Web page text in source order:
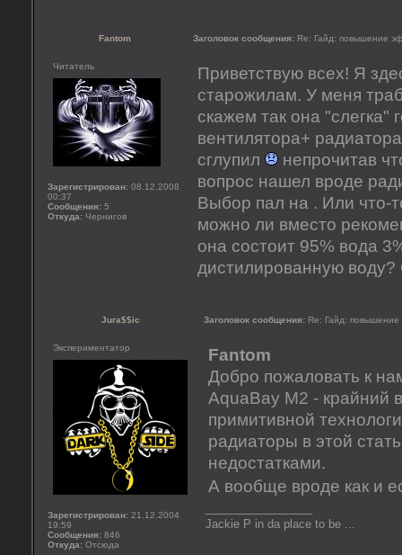
Fantom Заголовок сообщения: Re: Гайд: повышение
Читатель
Зарегистрирован: 08.12.2008
00:37
Сообщения: 5
Откуда: Чернигов
Приветствую всех! Я
старожилам. У меня
скажем так она "слегка"
вентилятора+
сглупил
непрочитав
вопрос нашел вроде
Выбор пал на . Или что-
можно ли вместо
она состоит 95% вода
дистилированную
Jura$$ic Заголовок сообщения: Re: Гайд:
Экспериментатор
Зарегистрирован: 21.12.2004
19:59
Сообщения: 846
Откуда: Отсюда
Fantom
Добро пожаловать к
AquaBay M2 - крайний
примитивной
радиаторы в этой
недостатками.
А вообще вроде как и
Jackie P in da place to be ...